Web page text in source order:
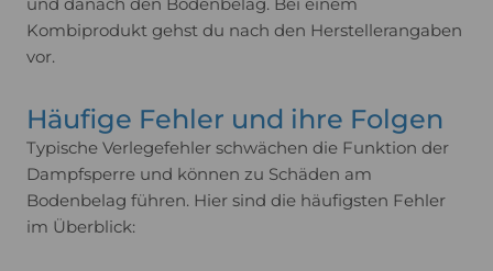
Kombiprodukt gehst du nach den Herstellerangaben
vor.
Häufige Fehler und ihre Folgen
Typische Verlegefehler schwächen die Funktion der
Dampfsperre und können zu Schäden am
Bodenbelag führen. Hier sind die häufigsten Fehler
im Überblick: